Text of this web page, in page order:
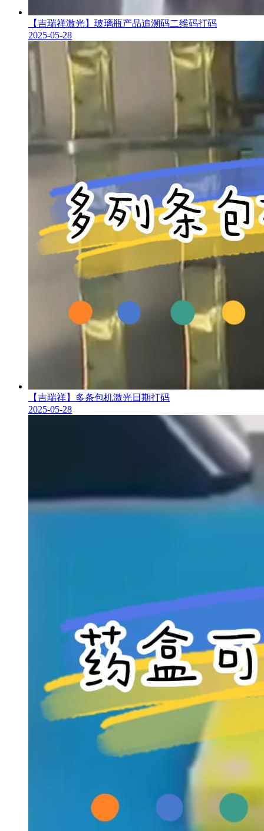
【吉瑞祥激光】玻璃瓶产品追溯码二维码打码
2025-05-28
【吉瑞祥】多条包机激光日期打码
2025-05-28